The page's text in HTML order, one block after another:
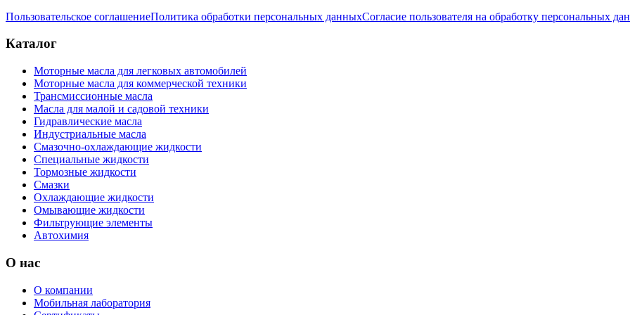
Пользовательское соглашениеПолитика обработки персональных данныхСогласие пользователя на обработку персональных
Каталог
Моторные масла для легковых автомобилей
Моторные масла для коммерческой техники
Трансмиссионные масла
Масла для малой и садовой техники
Гидравлические масла
Индустриальные масла
Смазочно-охлаждающие жидкости
Специальные жидкости
Тормозные жидкости
Смазки
Охлаждающие жидкости
Омывающие жидкости
Фильтрующие элементы
Автохимия
О нас
О компании
Мобильная лаборатория